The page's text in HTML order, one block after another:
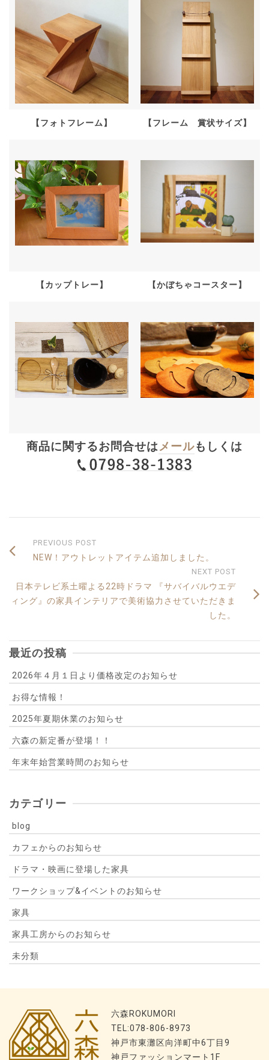
【フォトフレーム】 【フレーム 賞状サイズ】
【カップトレー】 【かぼちゃコースター】
商品に関するお問合せはメールもしくは
PREVIOUS POST
NEW！アウトレットアイテム追加しました。
NEXT POST
日本テレビ系土曜よる22時ドラマ 『サバイバルウエデ
ィング』の家具インテリアで美術協力させていただきま
した。
最近の投稿
2026年４月１日より価格改定のお知らせ
お得な情報！
2025年夏期休業のお知らせ
六森の新定番が登場！！
年末年始営業時間のお知らせ
カテゴリー
blog
カフェからのお知らせ
ドラマ・映画に登場した家具
ワークショップ&イベントのお知らせ
家具
家具工房からのお知らせ
未分類
六森ROKUMORI
TEL:078-806-8973
神戸市東灘区向洋町中6丁目9
神戸ファッションマート1F